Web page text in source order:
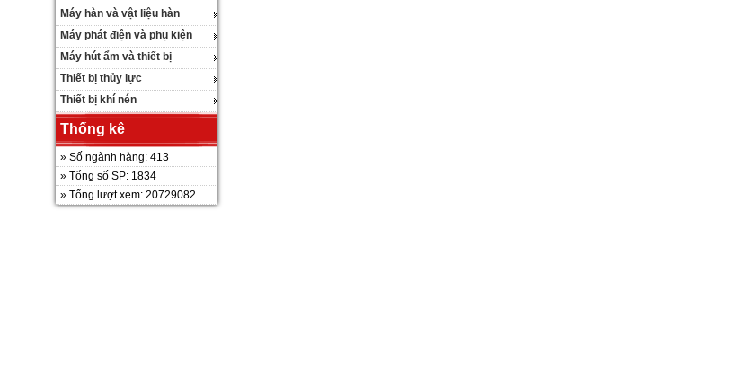
Máy hàn và vật liệu hàn
Máy phát điện và phụ kiện
Máy hút ẩm và thiết bị
Thiết bị thủy lực
Thiết bị khí nén
Thống kê
» Số ngành hàng: 413
» Tổng số SP: 1834
» Tổng lượt xem: 20729082